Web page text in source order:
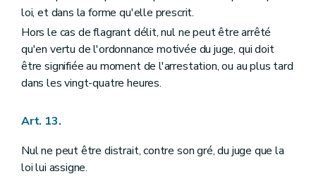
Art. 141
Section II
De la Cour d'arbitrage
Art. 142
Section III De la prévention et du règlement des conflits d'intérêts
Art. 143
Chapitre VI DU POUVOIR JUDICIAIRE
Art. 144
Art. 146
Art. 148
Art. 149
Art. 150
loi, et dans la forme qu'elle prescrit.
Hors le cas de flagrant délit, nul ne peut être arrêté
qu'en vertu de l'ordonnance motivée du juge, qui doit
être signifiée au moment de l'arrestation, ou au plus tard
dans les vingt-quatre heures.
Art. 13.
Nul ne peut être distrait, contre son gré, du juge que la
loi lui assigne.